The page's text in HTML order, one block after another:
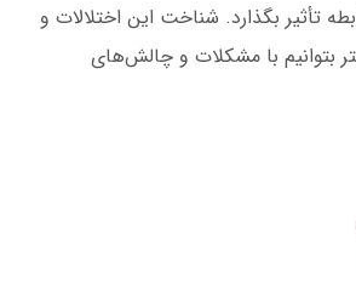
تأثیر بگذارد. شناخت این اختلالات و
بتوانیم با مشکلات و چالش‌های